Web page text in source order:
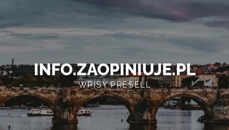
content
INFO.ZAOPINIUJE.PL
WPISY PRESELL